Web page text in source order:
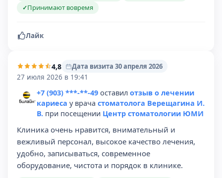
✓Принимают вовремя
Лайк
4,8
Дата визита 30 апреля 2026
27 июля 2026 в 19:41
+7 (903) ***-**-49 оставил отзыв о лечении
кариеса у врача стоматолога Верещагина И.
В. при посещении Центр стоматологии ЮМИ
Клиника очень нравится, внимательный и
вежливый персонал, высокое качество лечения,
удобно, записываться, современное
оборудование, чистота и порядок в клинике.